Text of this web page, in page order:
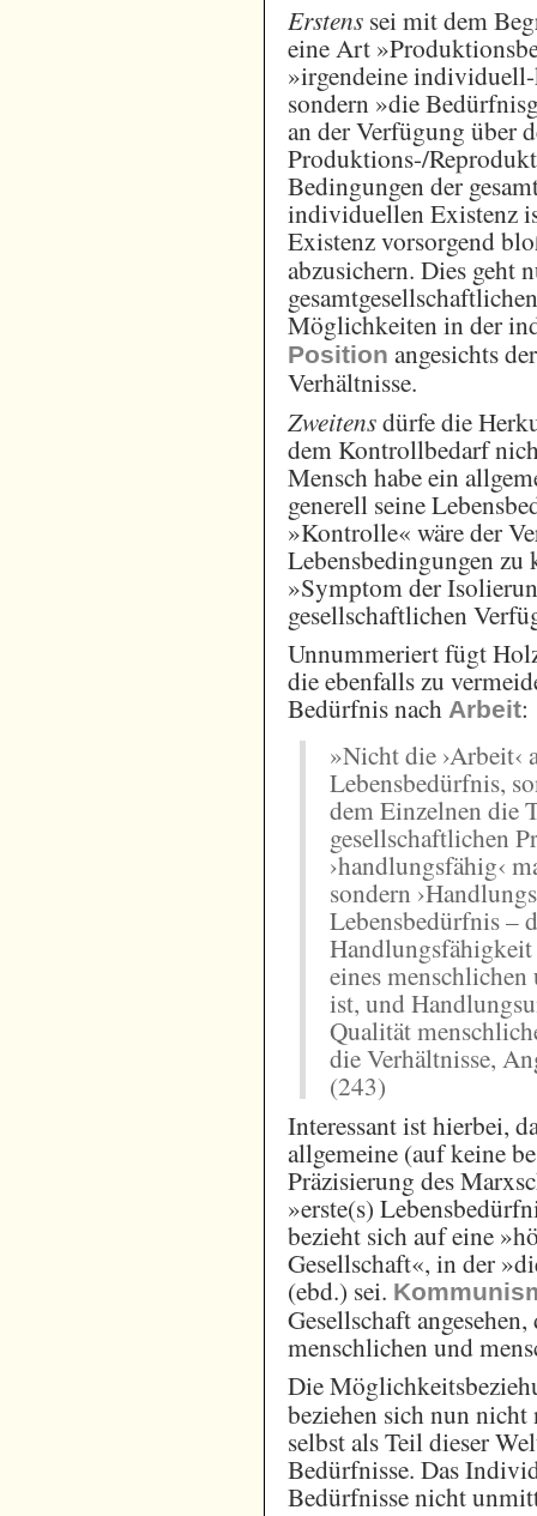
Erstens sei mit dem
eine Art
»irgendeine
sondern »die
an der Verfügung über
Produktions-/
Bedingungen der
individuellen Existenz
Existenz vorsorgend
abzusichern. Dies geht
Möglichkeiten in der
Position angesichts
Verhältnisse.
Zweitensdürfe die
dem Kontrollbedarf
Mensch habe ein
generell seine
»Kontrolle« wäre der
Lebensbedingungen
»Symptom der
gesellschaftlichen
Unnummeriert fügt
die ebenfalls zu
Bedürfnis nachArbeit:
»Nicht die ›Arbeit‹
Lebensbedürfnis,
dem Einzelnen die
gesellschaftlichen
›handlungsfähig‹
sondern
Lebensbedürfnis –
eines
ist, und
Qualität
die Verhältnisse,
(243)
Interessant ist hierbei,
allgemeine (auf keine
Präzisierung des
»erste(s)
bezieht sich auf eine
Gesellschaft«, in der
(ebd.) sei.
Gesellschaft
menschlichen und
Die
beziehen sich nun
selbst als Teil dieser
Bedürfnisse. Das
Bedürfnisse nicht